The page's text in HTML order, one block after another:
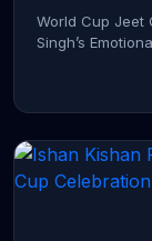
World Cup Jeet
Singh’s